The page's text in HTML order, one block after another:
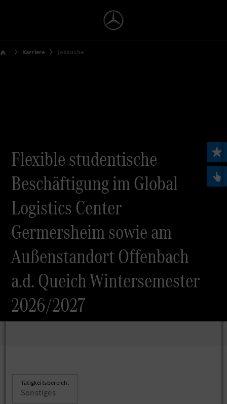
Karriere Jobsuche
Flexible studentische
Beschäftigung im Global
Logistics Center
Germersheim sowie am
Außenstandort Offenbach
a.d. Queich Wintersemester
2026/2027
Tätigkeitsbereich:
Sonstiges